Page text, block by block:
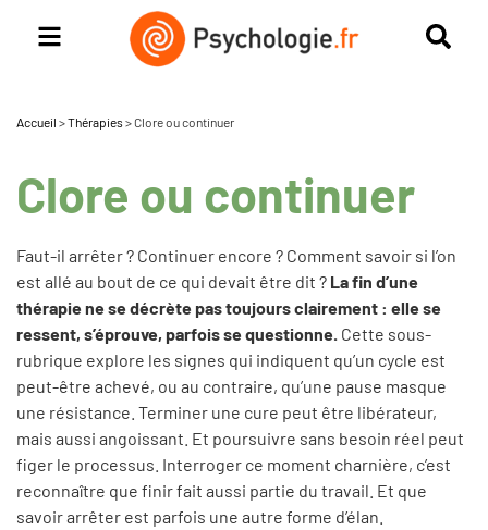
Accueil >Thérapies >Clore ou continuer
Clore ou continuer
Faut-il arrêter ? Continuer encore ? Comment savoir si l’on
est allé au bout de ce qui devait être dit ? La fin d’une
thérapie ne se décrète pas toujours clairement : elle se
ressent, s’éprouve, parfois se questionne. Cette sous-
rubrique explore les signes qui indiquent qu’un cycle est
peut-être achevé, ou au contraire, qu’une pause masque
une résistance. Terminer une cure peut être libérateur,
mais aussi angoissant. Et poursuivre sans besoin réel peut
figer le processus. Interroger ce moment charnière, c’est
reconnaître que finir fait aussi partie du travail. Et que
savoir arrêter est parfois une autre forme d’élan.